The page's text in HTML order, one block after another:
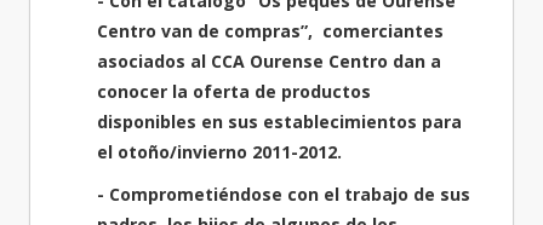
Centro van de compras”, comerciantes
asociados al CCA Ourense Centro dan a
conocer la oferta de productos
disponibles en sus establecimientos para
el otoño/invierno 2011-2012.
- Comprometiéndose con el trabajo de sus